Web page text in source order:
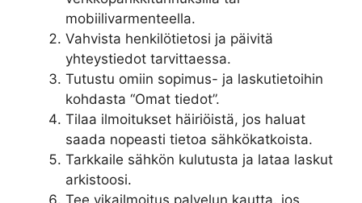
mobiilivarmenteella.
Vahvista henkilötietosi ja päivitä
yhteystiedot tarvittaessa.
Tutustu omiin sopimus- ja laskutietoihin
kohdasta “Omat tiedot”.
Tilaa ilmoitukset häiriöistä, jos haluat
saada nopeasti tietoa sähkökatkoista.
Tarkkaile sähkön kulutusta ja lataa laskut
arkistoosi.
Tee vikailmoitus palvelun kautta, jos